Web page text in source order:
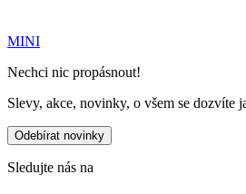
MINI
Nechci nic propásnout!
Slevy, akce, novinky, o všem se dozvíte
Odebírat novinky
Sledujte nás na